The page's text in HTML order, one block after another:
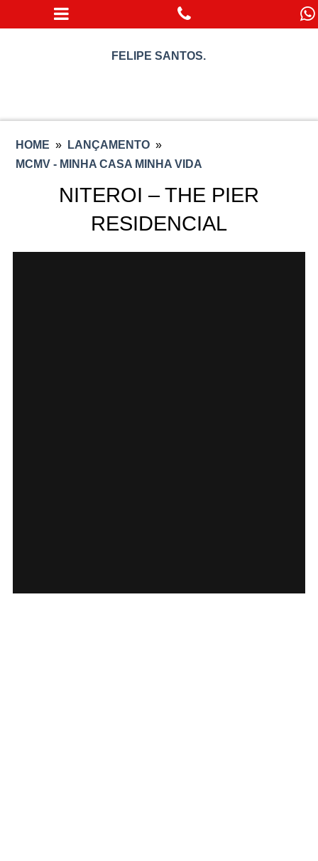
FELIPE SANTOS.
HOME » LANÇAMENTO »
MCMV - MINHA CASA MINHA VIDA
NITEROI – THE PIER
RESIDENCIAL